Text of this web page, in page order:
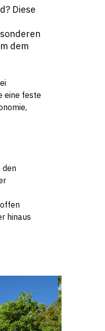
Diese
dem
eine feste
den
hinaus